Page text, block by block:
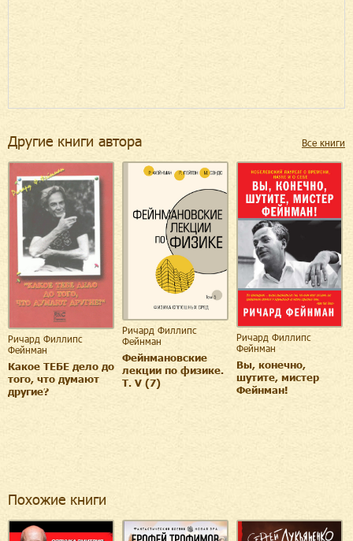
Другие книги автора Все книги
Ричард Филлипс
Фейнман
Какое ТЕБЕ дело до
того, что думают
другие?
Ричард Филлипс
Фейнман
Фейнмановские
лекции по физике.
Т. V (7)
Ричард Филлипс
Фейнман
Вы, конечно,
шутите, мистер
Фейнман!
Похожие книги